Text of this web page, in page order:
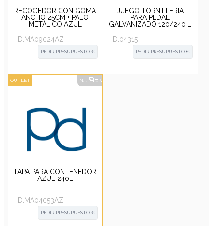
RECOGEDOR CON GOMA
ANCHO 25CM + PALO
METÁLICO AZUL
ID:MA09024AZ
PEDIR PRESUPUESTO €
JUEGO TORNILLERÍA
PARA PEDAL
GALVANIZADO 120/240 L
ID:04315
PEDIR PRESUPUESTO €
OUTLET N.I. VER ALTERNATIVAS
TAPA PARA CONTENEDOR
AZUL 240L
ID:MA04053AZ
PEDIR PRESUPUESTO €